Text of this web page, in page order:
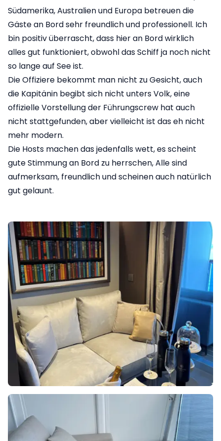
Südamerika, Australien und Europa betreuen die
Gäste an Bord sehr freundlich und professionell. Ich
bin positiv überrascht, dass hier an Bord wirklich
alles gut funktioniert, obwohl das Schiff ja noch nicht
so lange auf See ist.
Die Offiziere bekommt man nicht zu Gesicht, auch
die Kapitänin begibt sich nicht unters Volk, eine
offizielle Vorstellung der Führungscrew hat auch
nicht stattgefunden, aber vielleicht ist das eh nicht
mehr modern.
Die Hosts machen das jedenfalls wett, es scheint
gute Stimmung an Bord zu herrschen, Alle sind
aufmerksam, freundlich und scheinen auch natürlich
gut gelaunt.